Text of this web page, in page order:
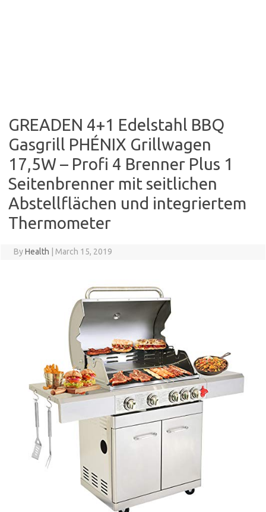
GREADEN 4+1 Edelstahl BBQ
Gasgrill PHÉNIX Grillwagen
17,5W – Profi 4 Brenner Plus 1
Seitenbrenner mit seitlichen
Abstellflächen und integriertem
Thermometer
ByHealth March 15, 2019